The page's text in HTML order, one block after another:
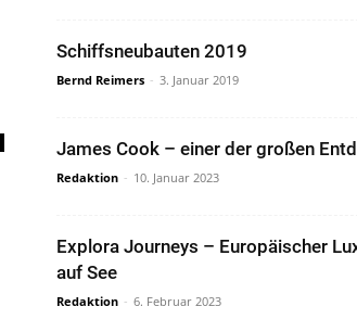
Schiffsneubauten 2019
Bernd Reimers - 3. Januar 2019
James Cook – einer der großen
Redaktion - 10. Januar 2023
Explora Journeys – Europäischer
auf See
Redaktion - 6. Februar 2023